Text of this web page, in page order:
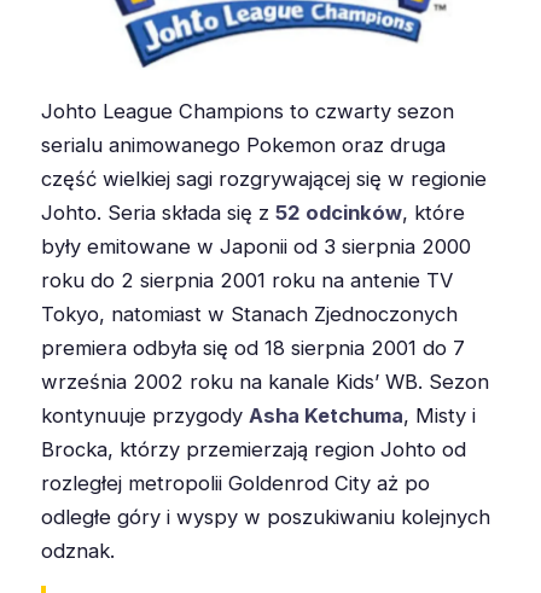
Johto League Champions to czwarty sezon
serialu animowanego Pokemon oraz druga
część wielkiej sagi rozgrywającej się w regionie
Johto. Seria składa się z 52 odcinków, które
były emitowane w Japonii od 3 sierpnia 2000
roku do 2 sierpnia 2001 roku na antenie TV
Tokyo, natomiast w Stanach Zjednoczonych
premiera odbyła się od 18 sierpnia 2001 do 7
września 2002 roku na kanale Kids’ WB. Sezon
kontynuuje przygody Asha Ketchuma, Misty i
Brocka, którzy przemierzają region Johto od
rozległej metropolii Goldenrod City aż po
odległe góry i wyspy w poszukiwaniu kolejnych
odznak.